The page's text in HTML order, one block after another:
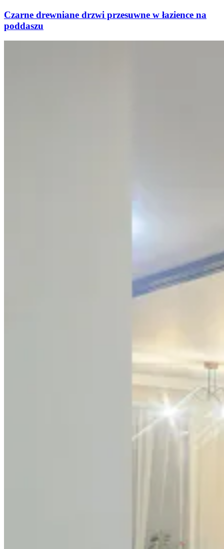
Czarne drewniane drzwi przesuwne w łazience na
poddaszu